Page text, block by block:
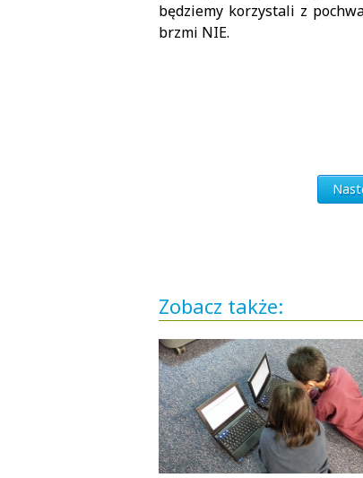
będziemy korzystali z
brzmi NIE.
Zobacz także: